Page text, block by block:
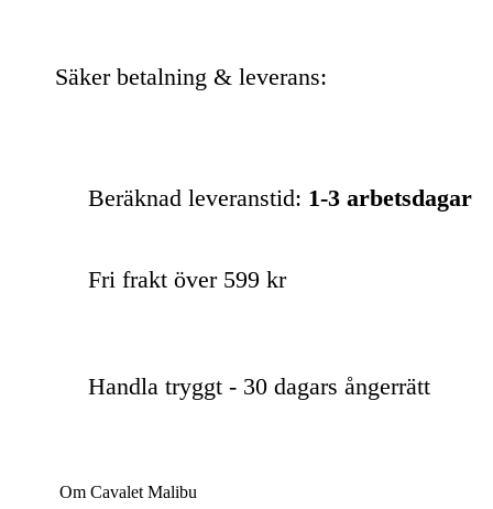
Säker betalning & leverans:
Beräknad leveranstid: 1-3 arbetsdagar
Fri frakt över 599 kr
Handla tryggt - 30 dagars ångerrätt
Om Cavalet Malibu